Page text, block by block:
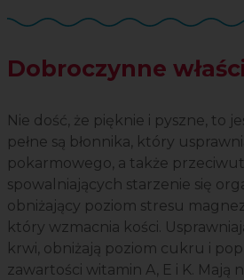
Dobroczynne
Nie dość, że pięknie i pyszne, to
pełne są błonnika, który
pokarmowego, a także
spowalniających starzenie się
obniżający poziom stresu
który wzmacnia kości.
krwi, obniżają poziom cukru i
zawartości witamin A, E i K. Mają